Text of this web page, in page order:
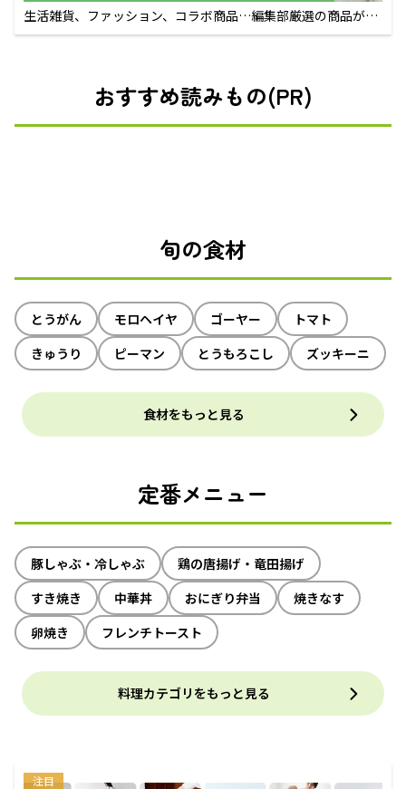
生活雑貨、ファッション、コラボ商品…編集部厳選の商品が買
えるECサイト
おすすめ読みもの(PR)
旬の食材
とうがん モロヘイヤ ゴーヤー
トマト
きゅうり
ピーマン とうもろこし ズッキーニ
食材をもっと見る
定番メニュー
豚しゃぶ・冷しゃぶ
鶏の唐揚げ・竜田揚げ
すき焼き
中華丼 おにぎり弁当
焼きなす
卵焼き
フレンチトースト
料理カテゴリをもっと見る
注目